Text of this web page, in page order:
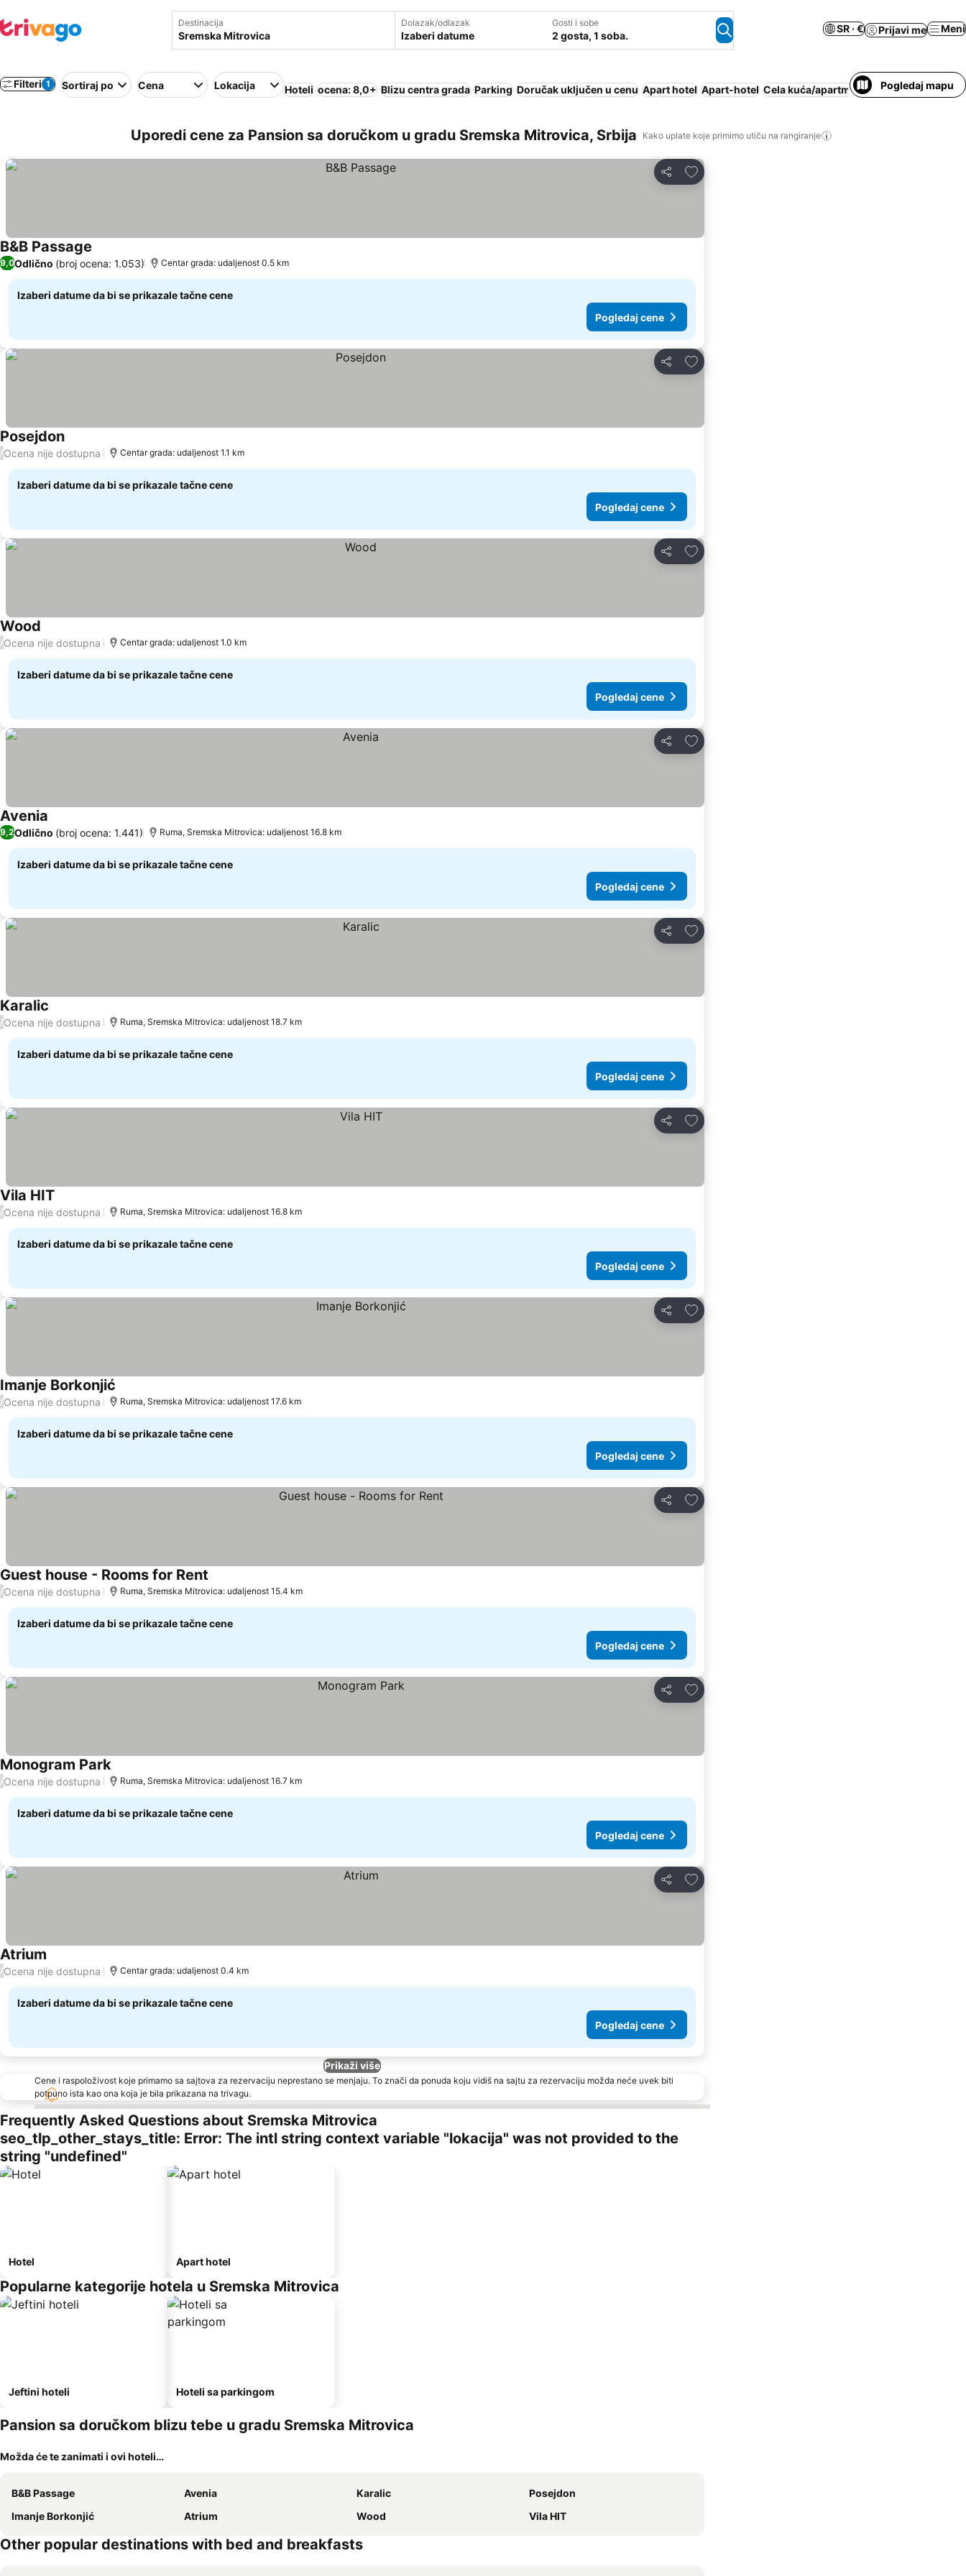
Destinacija Dolazak/odlazak
Izaberi datume
Gosti i sobe
2 gosta, 1 soba.
SR · € Prijavi me Meni
Filteri 1 Sortiraj po Cena Lokacija Hoteli ocena: 8,0+ Blizu centra grada Parking Doručak uključen u cenu Apart hotel Apart-hotel Cela kuća/apartman Hidromasažna kada
Pogledaj mapu
Uporedi cene za Pansion sa doručkom u gradu Sremska Mitrovica, Srbija Kako uplate koje primimo utiču na rangiranje
Deli
Dodati u favorite
B&B Passage
9,0Odlično (broj ocena: 1.053) Centar grada: udaljenost 0.5 km
Izaberi datume da bi se prikazale tačne cene
Pogledaj cene
Deli
Dodati u favorite
Posejdon
/Ocena nije dostupna Centar grada: udaljenost 1.1 km
Izaberi datume da bi se prikazale tačne cene
Pogledaj cene
Deli
Dodati u favorite
Wood
/Ocena nije dostupna Centar grada: udaljenost 1.0 km
Izaberi datume da bi se prikazale tačne cene
Pogledaj cene
Deli
Dodati u favorite
Avenia
9,2Odlično (broj ocena: 1.441) Ruma, Sremska Mitrovica: udaljenost 16.8 km
Izaberi datume da bi se prikazale tačne cene
Pogledaj cene
Deli
Dodati u favorite
Karalic
/Ocena nije dostupna Ruma, Sremska Mitrovica: udaljenost 18.7 km
Izaberi datume da bi se prikazale tačne cene
Pogledaj cene
Deli
Dodati u favorite
Vila HIT
/Ocena nije dostupna Ruma, Sremska Mitrovica: udaljenost 16.8 km
Izaberi datume da bi se prikazale tačne cene
Pogledaj cene
Deli
Dodati u favorite
Imanje Borkonjić
/Ocena nije dostupna Ruma, Sremska Mitrovica: udaljenost 17.6 km
Izaberi datume da bi se prikazale tačne cene
Pogledaj cene
Deli
Dodati u favorite
Guest house - Rooms for Rent
/Ocena nije dostupna Ruma, Sremska Mitrovica: udaljenost 15.4 km
Izaberi datume da bi se prikazale tačne cene
Pogledaj cene
Deli
Dodati u favorite
Monogram Park
/Ocena nije dostupna Ruma, Sremska Mitrovica: udaljenost 16.7 km
Izaberi datume da bi se prikazale tačne cene
Pogledaj cene
Deli
Dodati u favorite
Atrium
/Ocena nije dostupna Centar grada: udaljenost 0.4 km
Izaberi datume da bi se prikazale tačne cene
Pogledaj cene
Prikaži više
Cene i raspoloživost koje primamo sa sajtova za rezervaciju neprestano se menjaju. To znači da ponuda koju vidiš na sajtu za rezervaciju možda neće uvek biti
potpuno ista kao ona koja je bila prikazana na trivagu.
Frequently Asked Questions about Sremska Mitrovica
seo_tlp_other_stays_title: Error: The intl string context variable "lokacija" was not provided to the
string "undefined"
Hotel Apart hotel
Popularne kategorije hotela u Sremska Mitrovica
Jeftini hoteli Hoteli sa parkingom
Pansion sa doručkom blizu tebe u gradu Sremska Mitrovica
Možda će te zanimati i ovi hoteli…
B&B Passage Avenia Karalic
Posejdon
Imanje Borkonjić
Atrium Wood Vila HIT
Other popular destinations with bed and breakfasts